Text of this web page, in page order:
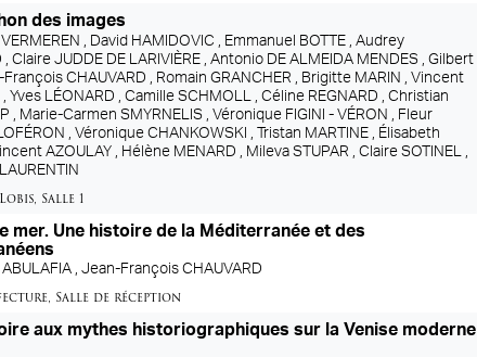
des images
, David HAMIDOVIC , Emmanuel BOTTE ,Audrey
,Claire JUDDE DE LARIVIÈRE ,Antonio DE ALMEIDA MENDES ,Gilbert
CHAUVARD , Romain GRANCHER , Brigitte MARIN ,Vincent
,Yves LÉONARD ,Camille SCHMOLL ,Céline REGNARD ,Christian
,
Marie-Carmen SMYRNELIS ,Véronique FIGINI - VÉRON ,
Fleur
,Véronique CHANKOWSKI ,Tristan MARTINE ,
Élisabeth
AZOULAY , Hélène MENARD , Mileva STUPAR ,Claire SOTINEL ,
, Salle 1
mer. Une histoire de la Méditerranée et des
ABULAFIA ,Jean-François CHAUVARD
, Salle de réception
aux mythes historiographiques sur la Venise moderne